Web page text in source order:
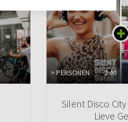
> PERSONEN 2:40
Silent Disco
Lieve